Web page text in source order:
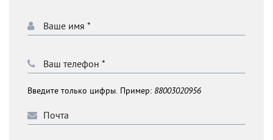
Введите только цифры. Пример: 88003020956